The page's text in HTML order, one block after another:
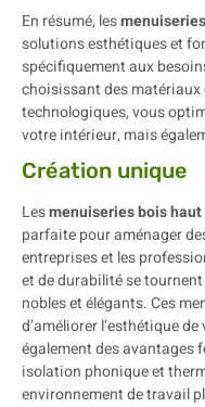
En résumé, les
solutions esthétiques et
spécifiquement aux
choisissant des
technologiques, vous
votre intérieur, mais
Création unique
Lesmenuiseries bois
parfaite pour aménager
entreprises et les
et de durabilité se
nobles et élégants. Ces
d’améliorer l’esthétique
également des avantages
isolation phonique et
environnement de travail